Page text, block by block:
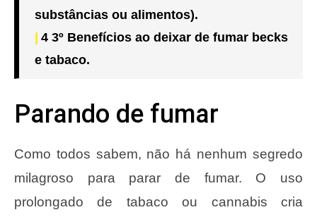
substâncias ou alimentos).
43º Benefícios ao deixar de fumar becks
e tabaco.
Parando de fumar
Como todos sabem, não há nenhum segredo
milagroso para parar de fumar. O uso
prolongado de tabaco ou cannabis cria